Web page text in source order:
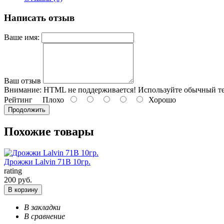
Написать отзыв
Ваше имя:
Ваш отзыв
Внимание: HTML не поддерживается! Используйте обычный
Рейтинг Плохо Хорошо
Продолжить
Похожие товары
Дрожжи Lalvin 71B 10гр.
rating
200 руб.
В корзину
В закладки
В сравнение